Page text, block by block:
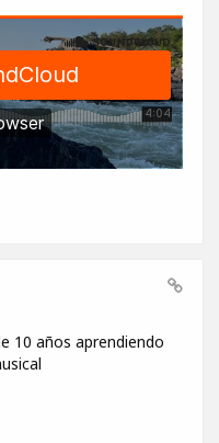
10 años aprendiendo